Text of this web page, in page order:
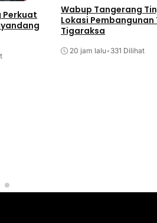
Perkuat
Wabup Tangerang
Lokasi Pembangunan
Tigaraksa
20 jam lalu• 331 Dilihat